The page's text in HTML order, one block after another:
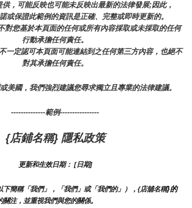
，可能反映也可能未反映出最新的法律發展;因此，
或保證此範例的資訊是正確、完整或即時更新的。
對您基於本頁面的任何或所有內容採取或未採取的任何
行動承擔任何責任。
一定認可本頁面可能連結到之任何第三方內容，也絕不
對其承擔任何責任。
美國，我們強烈建議您尋求獨立且專業的法律建議。
--------------範例----------------
{店鋪名稱} 隱私政策
更新和生效日期： [日期]
下簡稱「我們」，「我們」或「我們的」），{店舖名稱}的
關注，並重視我們與您的關係。